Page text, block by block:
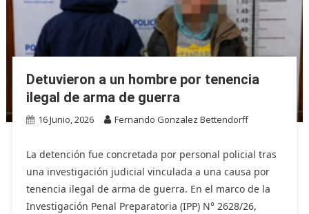
Detuvieron a un hombre por tenencia
ilegal de arma de guerra
16 Junio, 2026 Fernando Gonzalez Bettendorff
La detención fue concretada por personal policial tras
una investigación judicial vinculada a una causa por
tenencia ilegal de arma de guerra. En el marco de la
Investigación Penal Preparatoria (IPP) N° 2628/26,